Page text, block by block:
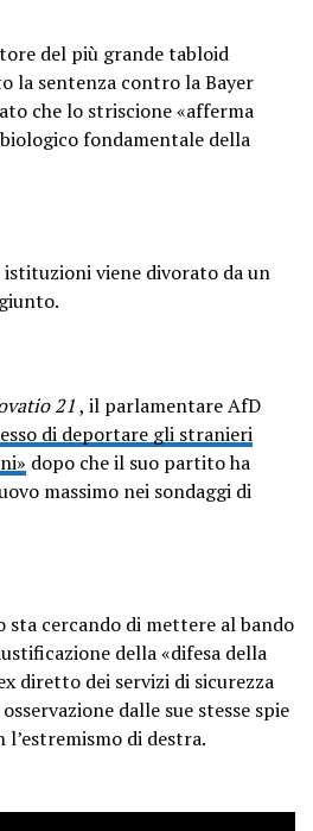
del più grande tabloid
la sentenza contro la Bayer
che lo striscione «afferma
fondamentale della
viene divorato da un
21, il parlamentare AfD
di deportare gli stranieri
dopo che il suo partito ha
massimo nei sondaggi di
sta cercando di mettere al bando
della «difesa della
diretto dei servizi di sicurezza
dalle sue stesse spie
di destra.